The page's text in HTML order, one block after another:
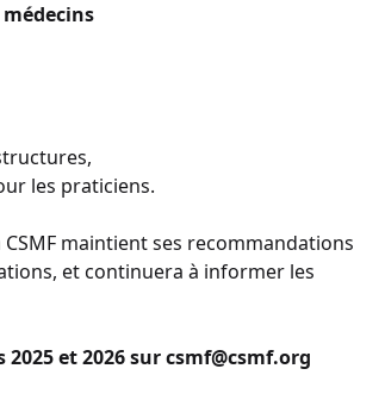
les praticiens.
CSMF maintient ses recommandations
et continuera à informer les
et 2026 sur csmf@csmf.org